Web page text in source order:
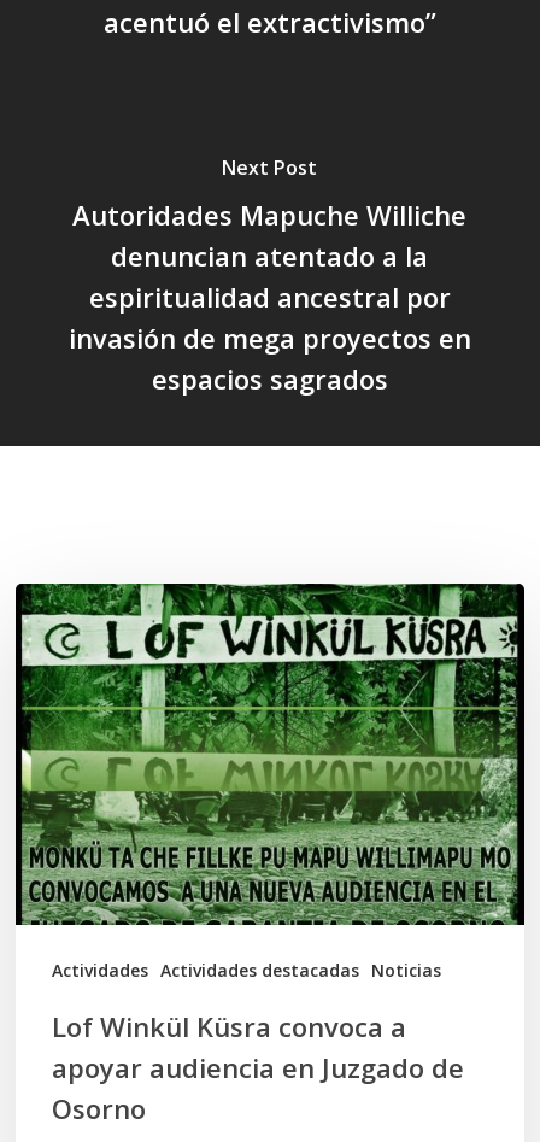
acentuó el extractivismo”
Next Post
Autoridades Mapuche Williche
denuncian atentado a la
espiritualidad ancestral por
invasión de mega proyectos en
espacios sagrados
Actividades Actividades destacadas Noticias
Lof
Winkül
Küsra
convoca
a
apoyar
audiencia
en
Juzgado
Lof Winkül Küsra convoca a
apoyar audiencia en Juzgado de
Osorno